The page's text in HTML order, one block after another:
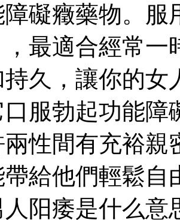
礙癥藥物。服
最適合經常一
久，讓你的女
口服勃起功能
性間有充裕親
給他們輕鬆
阳痿是什么意